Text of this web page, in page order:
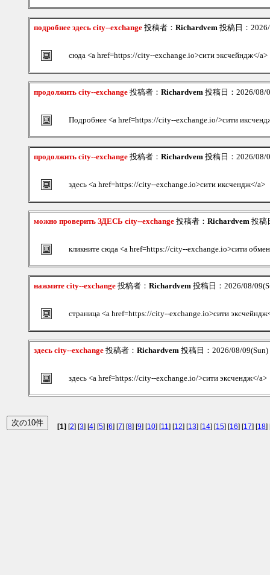
подробнее здесь city--exchange 投稿者： Richardvem 投稿日：
сюда <a href=https://city--exchange.io>сити эксчейндж</a>
продолжить city--exchange 投稿者： Richardvem 投稿日：2026/08/
Подробнее <a href=https://city--exchange.io/>сити
продолжить city--exchange 投稿者： Richardvem 投稿日：2026/08/
здесь <a href=https://city--exchange.io>сити иксчендж</a>
можно проверить ЗДЕСЬ city--exchange 投稿者： Richardvem 投稿
кликните сюда <a href=https://city--exchange.io>сити
нажмите city--exchange 投稿者： Richardvem 投稿日：2026/08/
страница <a href=https://city--exchange.io>сити
здесь city--exchange 投稿者： Richardvem 投稿日：2026/08/
здесь <a href=https://city--exchange.io/>сити эксчендж</a>
[1] [2] [3] [4] [5] [6] [7] [8] [9] [10] [11] [12] [13] [14] [15] [16] [17] [18]